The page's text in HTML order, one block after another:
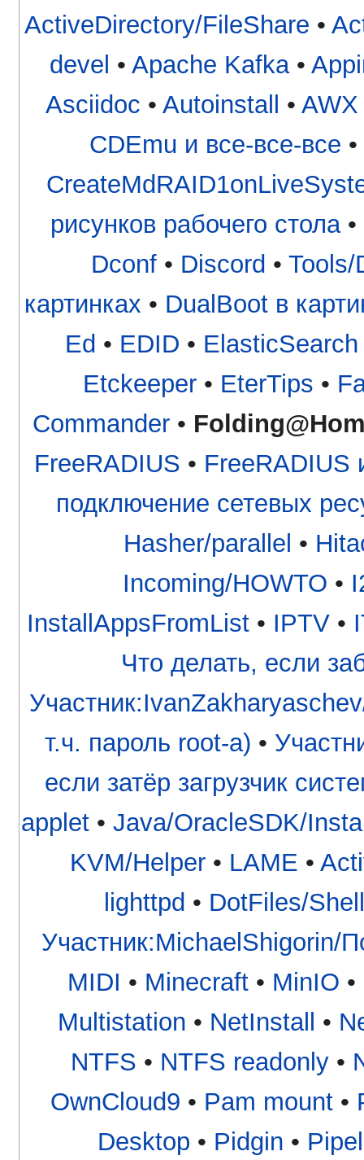
ActiveDirectory/FileShare •
devel • Apache Kafka•
Asciidoc • Autoinstall • AWX
CDEmu и все-все-все •
рисунков рабочего стола•
Dconf • Discord • Tools/
картинках • DualBoot в
Ed • EDID • ElasticSearch
Etckeeper• EterTips •
Commander •
FreeRADIUS • FreeRADIUS
подключение сетевых
Hasher/parallel •
Incoming/HOWTO •
InstallAppsFromList• IPTV•
Что делать, если
т.ч. пароль root-а) •
если затёр загрузчик
applet • Java/OracleSDK/
KVM/Helper • LAME •
lighttpd • DotFiles/
Участник:MichaelShigorin/
MIDI • Minecraft• MinIO •
Multistation • NetInstall •
NTFS • NTFS readonly •
OwnCloud9 • Pam mount •
Desktop • Pidgin •